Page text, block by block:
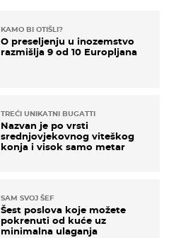
KAMO BI OTIŠLI?
O preseljenju u inozemstvo
razmišlja 9 od 10 Europljana
TREĆI UNIKATNI BUGATTI
Nazvan je po vrsti
srednjovjekovnog viteškog
konja i visok samo metar
SAM SVOJ ŠEF
Šest poslova koje možete
pokrenuti od kuće uz
minimalna ulaganja